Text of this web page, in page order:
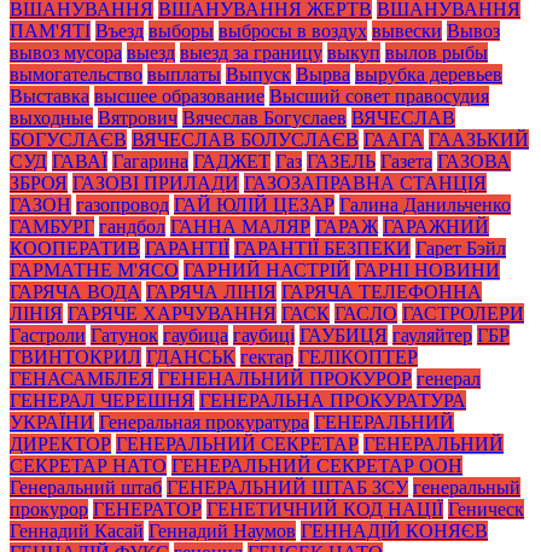
ВШАНУВАННЯ ВШАНУВАННЯ ЖЕРТВ ВШАНУВАННЯ
ПАМ'ЯТІ Въезд выборы выбросы в воздух вывески Вывоз
вывоз мусора выезд выезд за границу выкуп вылов рыбы
вымогательство выплаты Выпуск Вырва вырубка деревьев
Выставка высшее образование Высший совет правосудия
выходные Вятрович Вячеслав Богуслаев ВЯЧЕСЛАВ
БОГУСЛАЄВ ВЯЧЕСЛАВ БОЛУСЛАЄВ ГААГА ГААЗЬКИЙ
СУД ГАВАЇ Гагарина ГАДЖЕТ Газ ГАЗЕЛЬ Газета ГАЗОВА
ЗБРОЯ ГАЗОВІ ПРИЛАДИ ГАЗОЗАПРАВНА СТАНЦІЯ
ГАЗОН газопровод ГАЙ ЮЛІЙ ЦЕЗАР Галина Данильченко
ГАМБУРГ гандбол ГАННА МАЛЯР ГАРАЖ ГАРАЖНИЙ
КООПЕРАТИВ ГАРАНТІЇ ГАРАНТІЇ БЕЗПЕКИ Гарет Бэйл
ГАРМАТНЕ М'ЯСО ГАРНИЙ НАСТРІЙ ГАРНІ НОВИНИ
ГАРЯЧА ВОДА ГАРЯЧА ЛІНІЯ ГАРЯЧА ТЕЛЕФОННА
ЛІНІЯ ГАРЯЧЕ ХАРЧУВАННЯ ГАСК ГАСЛО ГАСТРОЛЕРИ
Гастроли Гатунок гаубица гаубиці ГАУБИЦЯ гауляйтер ГБР
ГВИНТОКРИЛ ГДАНСЬК гектар ГЕЛІКОПТЕР
ГЕНАСАМБЛЕЯ ГЕНЕНАЛЬНИЙ ПРОКУРОР генерал
ГЕНЕРАЛ ЧЕРЕШНЯ ГЕНЕРАЛЬНА ПРОКУРАТУРА
УКРАЇНИ Генеральная прокуратура ГЕНЕРАЛЬНИЙ
ДИРЕКТОР ГЕНЕРАЛЬНИЙ СЕКРЕТАР ГЕНЕРАЛЬНИЙ
СЕКРЕТАР НАТО ГЕНЕРАЛЬНИЙ СЕКРЕТАР ООН
Генеральний штаб ГЕНЕРАЛЬНИЙ ШТАБ ЗСУ генеральный
прокурор ГЕНЕРАТОР ГЕНЕТИЧНИЙ КОД НАЦІЇ Геническ
Геннадий Касай Геннадий Наумов ГЕННАДІЙ КОНЯЄВ